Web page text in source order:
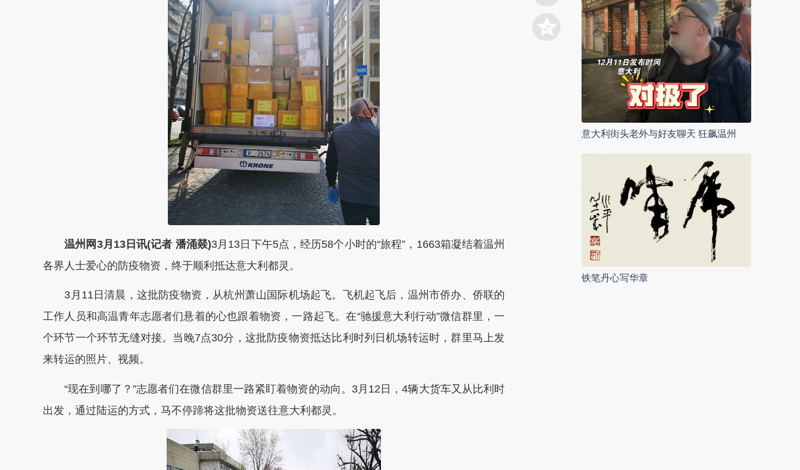
温州网3月13日讯(记者 潘涌燚)3月13日下午5点，经历58个小时的“旅程”，1663箱凝结着温州
各界人士爱心的防疫物资，终于顺利抵达意大利都灵。
3月11日清晨，这批防疫物资，从杭州萧山国际机场起飞。飞机起飞后，温州市侨办、侨联的
工作人员和高温青年志愿者们悬着的心也跟着物资，一路起飞。在“驰援意大利行动”微信群里，一
个环节一个环节无缝对接。当晚7点30分，这批防疫物资抵达比利时列日机场转运时，群里马上发
来转运的照片、视频。
“现在到哪了？”志愿者们在微信群里一路紧盯着物资的动向。3月12日，4辆大货车又从比利时
出发，通过陆运的方式，马不停蹄将这批物资送往意大利都灵。
意大利街头老外与好友聊天 狂飙温州
铁笔丹心写华章